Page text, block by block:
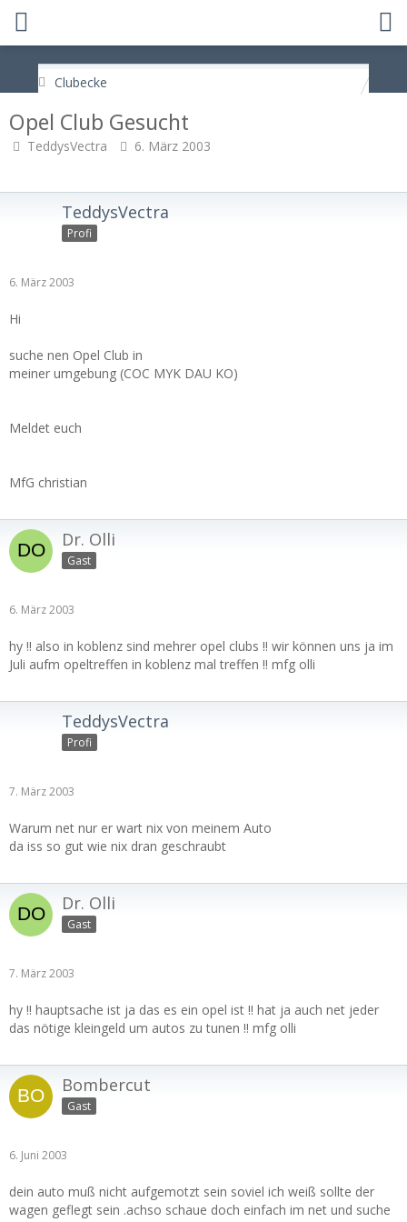
Clubecke
Opel Club Gesucht
TeddysVectra 6. März 2003
TeddysVectra
Profi
6. März 2003
Hi
suche nen Opel Club in
meiner umgebung (COC MYK DAU KO)
Meldet euch
MfG christian
Dr. Olli
Gast
6. März 2003
hy !! also in koblenz sind mehrer opel clubs !! wir können uns ja im
Juli aufm opeltreffen in koblenz mal treffen !! mfg olli
TeddysVectra
Profi
7. März 2003
Warum net nur er wart nix von meinem Auto
da iss so gut wie nix dran geschraubt
Dr. Olli
Gast
7. März 2003
hy !! hauptsache ist ja das es ein opel ist !! hat ja auch net jeder
das nötige kleingeld um autos zu tunen !! mfg olli
Bombercut
Gast
6. Juni 2003
dein auto muß nicht aufgemotzt sein soviel ich weiß sollte der
wagen geflegt sein .achso schaue doch einfach im net und suche